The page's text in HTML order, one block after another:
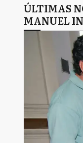
ÚLTIMAS
MANUEL